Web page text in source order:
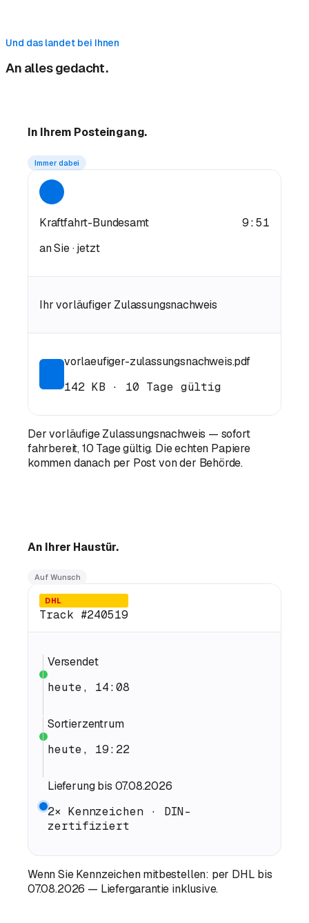
Und das landet bei Ihnen
An alles gedacht.
In Ihrem Posteingang.
Immer dabei
Kraftfahrt-Bundesamt
an Sie · jetzt
9:51
Ihr vorläufiger Zulassungsnachweis
vorlaeufiger-zulassungsnachweis.pdf
142 KB · 10 Tage gültig
Der vorläufige Zulassungsnachweis — sofort
fahrbereit, 10 Tage gültig. Die echten Papiere
kommen danach per Post von der Behörde.
An Ihrer Haustür.
Auf Wunsch
DHL
Track #240519
Versendet
heute, 14:08
Sortierzentrum
heute, 19:22
Lieferung bis 07.08.2026
2× Kennzeichen · DIN-
zertifiziert
Wenn Sie Kennzeichen mitbestellen: per DHL bis
07.08.2026 — Liefergarantie inklusive.